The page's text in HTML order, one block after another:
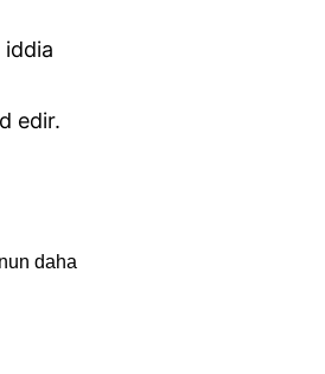
iddia
edir.
daha